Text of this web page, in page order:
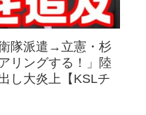
隊派遣→立憲・杉
リングする！」陸
し大炎上【KSLチ